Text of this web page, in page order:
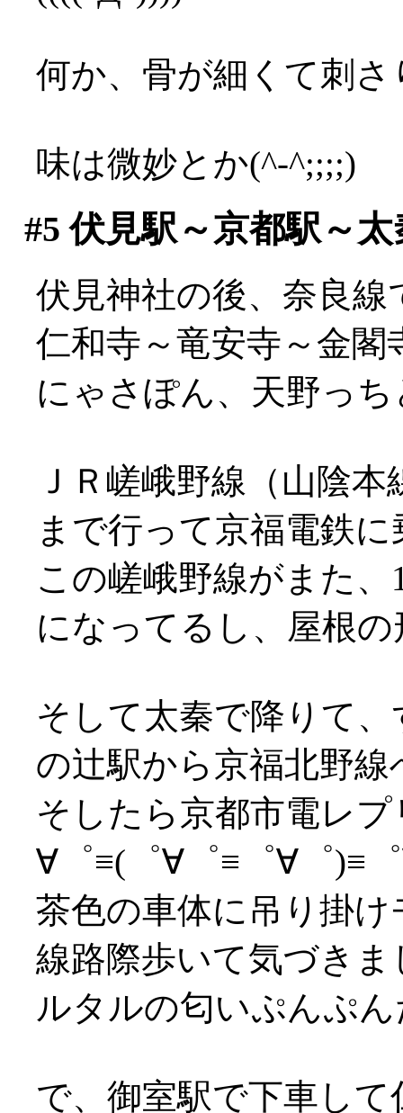
何か、骨が細くて刺
味は微妙とか(^-^;;;;)
#5 伏見駅～京都駅～太
伏見神社の後、奈良
仁和寺～竜安寺～金
にゃさぽん、天野っ
ＪＲ嵯峨野線（山陰
まで行って京福電鉄
この嵯峨野線がまた
になってるし、屋根
そして太秦で降りて
の辻駅から京福北野線
そしたら京都市電レ
∀゜≡(゜∀゜≡゜∀゜)≡
茶色の車体に吊り掛
線路際歩いて気づき
ルタルの匂いぷんぷ
で、御室駅で下車して